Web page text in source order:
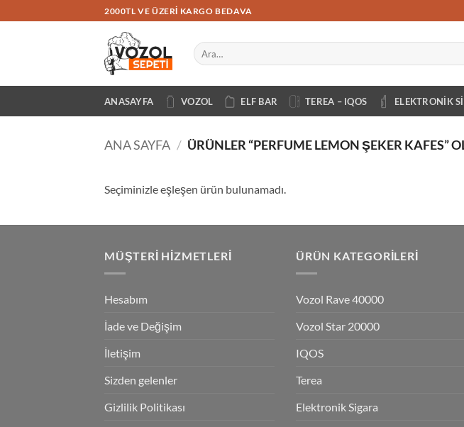
atla
2000TL VE ÜZERI KARGO BEDAVA
Ara:
ANASAYFA VOZOL ELF BAR TEREA – IQOS ELEKTRONIK
ANA SAYFA / ÜRÜNLER “PERFUME LEMON ŞEKER KAFES”
Seçiminizle eşleşen ürün bulunamadı.
MÜŞTERI HIZMETLERI
Hesabım
İade ve Değişim
İletişim
Sizden gelenler
Gizlilik Politikası
ÜRÜN KATEGORILERI
Vozol Rave 40000
Vozol Star 20000
IQOS
Terea
Elektronik Sigara